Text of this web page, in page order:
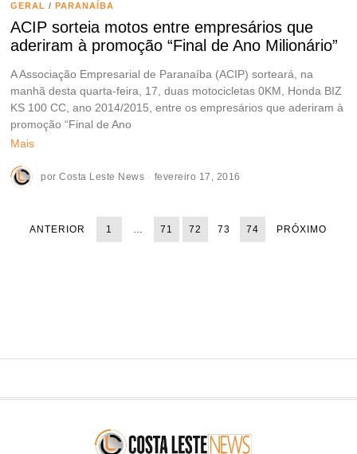
GERAL / PARANAÍBA
ACIP sorteia motos entre empresários que
aderiram à promoção “Final de Ano Milionário”
A Associação Empresarial de Paranaíba (ACIP) sorteará, na
manhã desta quarta-feira, 17, duas motocicletas 0KM, Honda BIZ
KS 100 CC, ano 2014/2015, entre os empresários que aderiram à
promoção “Final de Ano
Mais
porCosta Leste News fevereiro 17, 2016
ANTERIOR 1 71 72 73 74 PRÓXIMO